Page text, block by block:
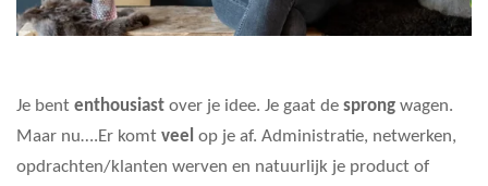
Je bent enthousiast over je idee. Je gaat de sprong wagen.
Maar nu….Er komt veel op je af. Administratie, netwerken,
opdrachten/klanten werven en natuurlijk je product of